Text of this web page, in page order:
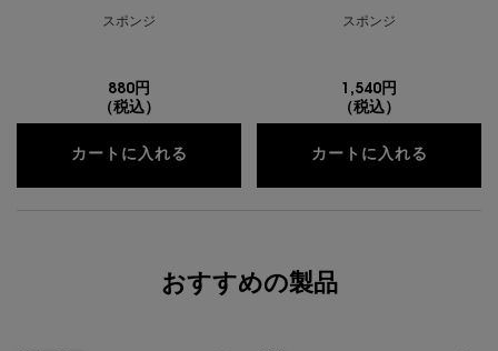
スポンジ
880円
（税込）
カートに入れる ラディアント タッチ グロウパクト スポ
スポンジ
1,540円
（税込）
カートに入れる
おすすめの製品